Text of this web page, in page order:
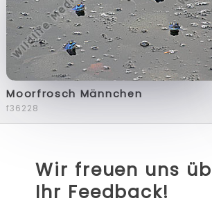
Moorfrosch Männchen
f36228
Wir freuen uns
Ihr Feedback!